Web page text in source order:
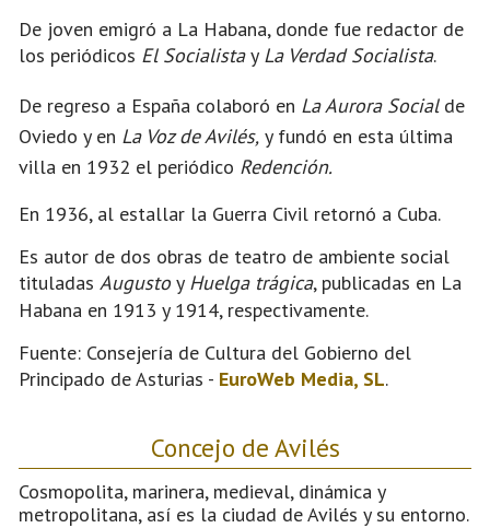
De joven emigró a La Habana, donde fue redactor de
los periódicos El Socialistay La Verdad Socialista.
De regreso a España colaboró en La Aurora Socialde
Oviedo y en La Voz de Avilés, y fundó en esta última
villa en 1932 el periódico Redención.
En 1936, al estallar la Guerra Civil retornó a Cuba.
Es autor de dos obras de teatro de ambiente social
tituladas Augustoy Huelga trágica, publicadas en La
Habana en 1913 y 1914, respectivamente.
Fuente: Consejería de Cultura del Gobierno del
Principado de Asturias - EuroWeb Media, SL.
Concejo de Avilés
Cosmopolita, marinera, medieval, dinámica y
metropolitana, así es la ciudad de Avilés y su entorno.